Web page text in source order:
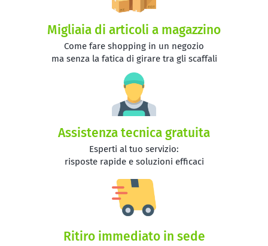
Migliaia di articoli a magazzino
Come fare shopping in un negozio
ma senza la fatica di girare tra gli scaffali
Assistenza tecnica gratuita
Esperti al tuo servizio:
risposte rapide e soluzioni efficaci
Ritiro immediato in sede